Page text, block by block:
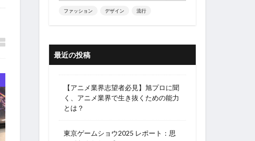
ファッション デザイン 流行
最近の投稿
【アニメ業界志望者必見】旭プロに聞
く、アニメ業界で生き抜くための能力
とは？
東京ゲームショウ2025 レポート：思